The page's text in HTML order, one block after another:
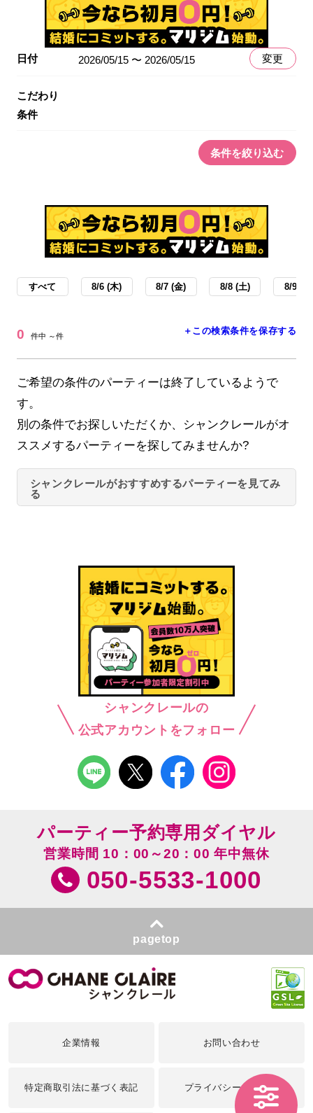
日付 2026/05/15 〜 2026/05/15 変更
こだわり
条件
条件を絞り込む
すべて 8/6 (木) 8/7 (金) 8/8 (土) 8/9 (日
0 件中 ～件 ＋この検索条件を保存する
ご希望の条件のパーティーは終了しているようで
す。
別の条件でお探しいただくか、シャンクレールがオ
ススメするパーティーを探してみませんか?
シャンクレールがおすすめするパーティーを見てみ
る
シャンクレールの
公式アカウントをフォロー
パーティー予約専用ダイヤル
営業時間 10：00～20：00 年中無休
050-5533-1000
pagetop
企業情報 お問い合わせ
特定商取引法に基づく表記 プライバシーポリシー